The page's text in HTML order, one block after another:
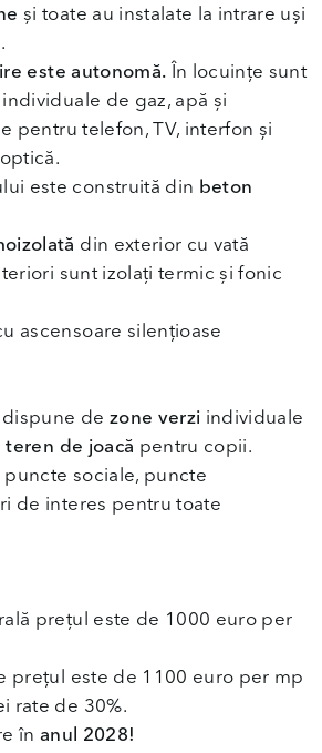
și toate au instalate la intrare uși
este autonomă. În locuințe sunt
de gaz, apă și
pentru telefon, TV, interfon și
este construită din beton
din exterior cu vată
sunt izolați termic și fonic
ascensoare silențioase
de zone verzi individuale
teren de joacă pentru copii.
puncte sociale, puncte
de interes pentru toate
prețul este de 1000 euro per
prețul este de 1100 euro per mp
rate de 30%.
în anul 2028!